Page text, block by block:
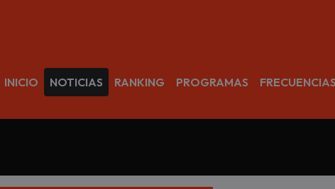
INICIO NOTICIAS RANKING PROGRAMAS FRECUENCIAS